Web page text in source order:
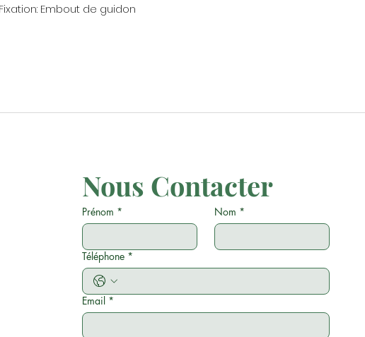
Fixation: Embout de guidon
Nous Contacter
Prénom * Nom *
Téléphone *
Email *